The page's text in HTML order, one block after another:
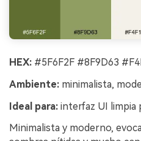
HEX: #5F6F2F #8F9D63
Ambiente: minimalista,
Ideal para: interfaz UI limpia
Minimalista y moderno,